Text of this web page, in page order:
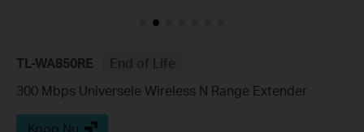
TL-WA850RE
End of Life
300 Mbps Universele Wireless N Range Extender
Koop Nu